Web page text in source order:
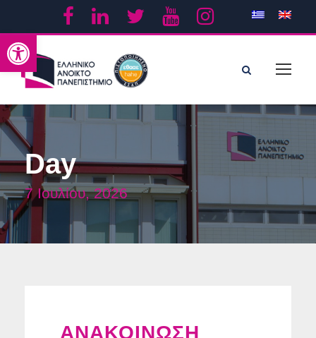
Ανοίξτε τη γραμμή εργαλείων
Day
7 Ιουλίου, 2026
ΑΝΑΚΟΙΝΩΣΗ